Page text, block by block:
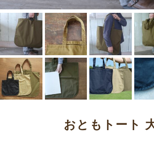
おともトート